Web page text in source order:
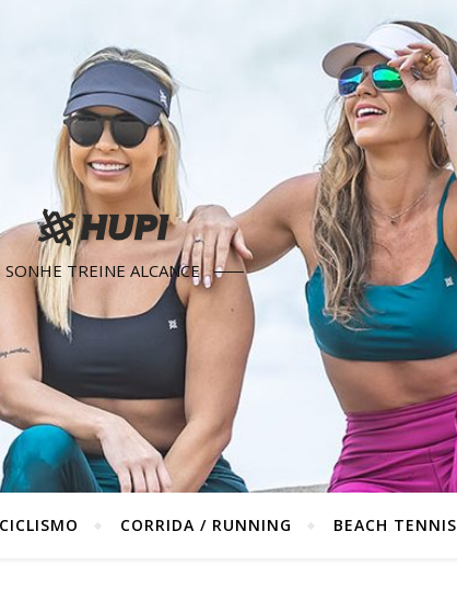
SONHE TREINE ALCANCE
CICLISMO CORRIDA / RUNNING BEACH TENNIS